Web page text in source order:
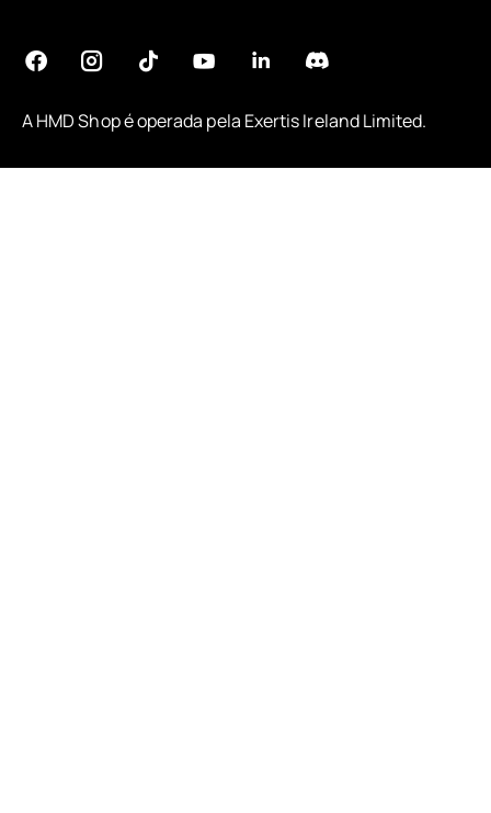
A HMD Shop é operada pela Exertis Ireland Limited.